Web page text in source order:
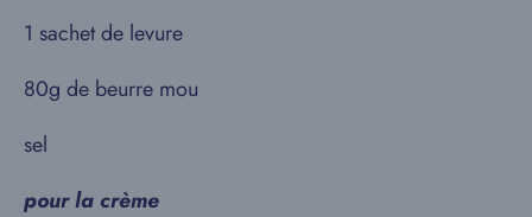
1 sachet de levure
80g de beurre mou
sel
pour la crème